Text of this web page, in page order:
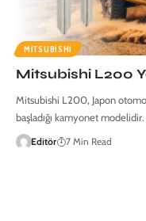
MITSUBISHI
Mitsubishi L200
Mitsubishi L200, Japon
başladığı kamyonet
Editör 7 Min Read